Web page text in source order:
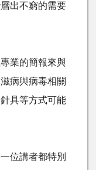
出不窮的需要
業的簡報來與
病與病毒相關
具等方式可能
位講者都特別